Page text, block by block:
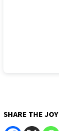
SHARE THE JOY